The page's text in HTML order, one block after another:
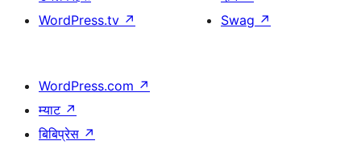
WordPress.tv ↗
Swag ↗
WordPress.com ↗
म्याट ↗
बिबिप्रेस ↗